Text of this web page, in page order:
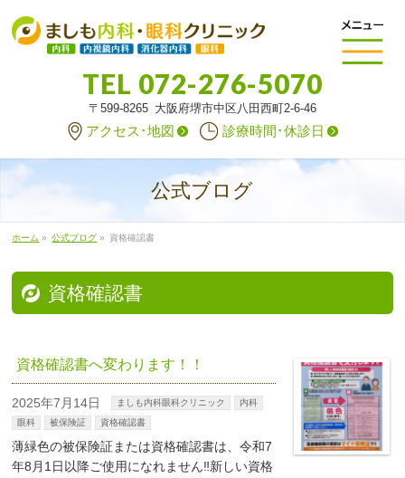
TEL 072-276-5070
〒599-8265 大阪府堺市中区八田西町2-6-46
アクセス･地図 診療時間･休診日
公式ブログ
ホーム » 公式ブログ » 資格確認書
資格確認書
資格確認書へ変わります！！
2025年7月14日 ましも内科眼科クリニック
内科
眼科
被保険証 資格確認書
薄緑色の被保険証または資格確認書は、令和7
年8月1日以降ご使用になれません‼️新しい資格